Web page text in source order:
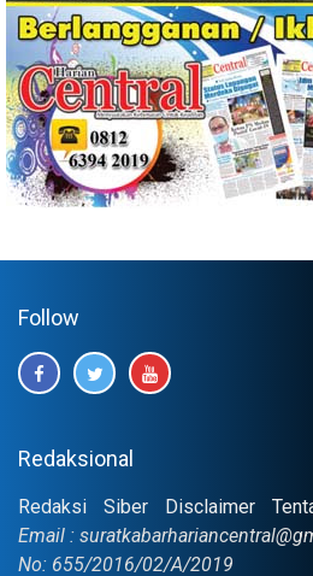
Follow
Redaksional
Redaksi Siber Disclaimer
Email :
No: 655/2016/02/A/2019